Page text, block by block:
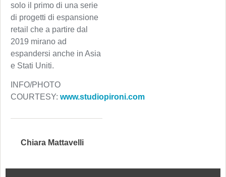
solo il primo di una serie
di progetti di espansione
retail che a partire dal
2019 mirano ad
espandersi anche in Asia
e Stati Uniti.
INFO/PHOTO
COURTESY: www.studiopironi.com
Chiara Mattavelli